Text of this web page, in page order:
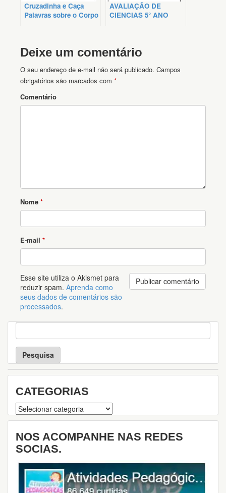
Cruzadinha e Caça
Palavras sobre o Corpo
AVALIAÇÃO DE
CIENCIAS 5° ANO
Deixe um comentário
O seu endereço de e-mail não será publicado. Campos
obrigatórios são marcados com *
Comentário
Nome *
E-mail *
Esse site utiliza o Akismet para
reduzir spam. Aprenda como
seus dados de comentários são
processados.
P
e
s
u
i
a
CATEGORIAS
Categorias
NOS ACOMPANHE NAS REDES
SOCIAS.